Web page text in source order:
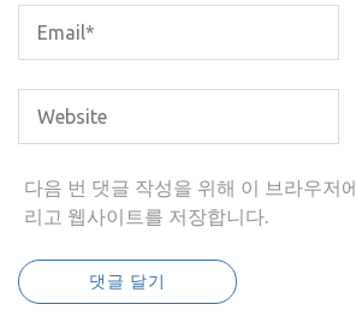
다음 번 댓글 작성을 위해 이 브라우저
리고 웹사이트를 저장합니다.